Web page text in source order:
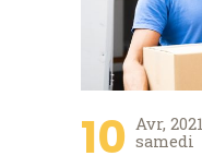
10 Avr, 2021
samedi